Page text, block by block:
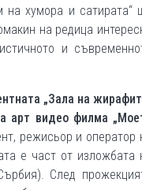
на хумора и сатирата“
на редица
и
„Зала на
арт видео филма
режисьор и оператор
е част от изложбата
След